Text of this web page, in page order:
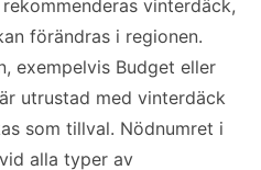
vinterdäck,
förändras i regionen.
exempelvis Budget eller
utrustad med vinterdäck
som tillval. Nödnumret i
alla typer av